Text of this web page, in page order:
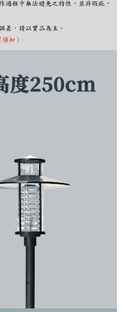
support/home
先享後付」服務完成之交
，並將交易相關給付款項請求債
址：
或監護人之同意方可使用
起之損失，本公司不負相關責
別帳號之用戶狀況，依本公司即
註冊。若發現惡意使用之情形，
使用額度並採取法律行動。